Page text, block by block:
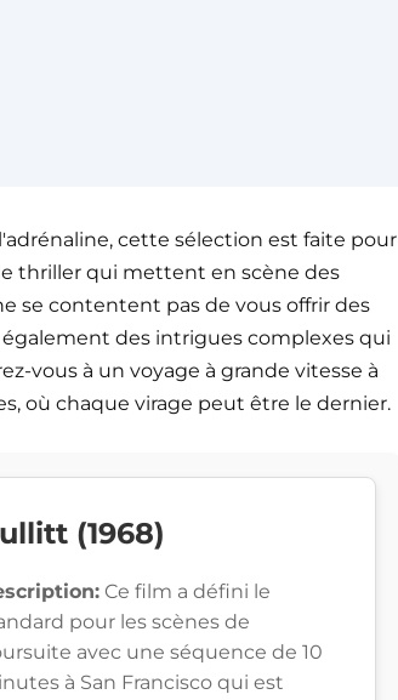
cette sélection est faite pour
thriller qui mettent en scène des
se contentent pas de vous offrir des
des intrigues complexes qui
vous à un voyage à grande vitesse à
où chaque virage peut être le dernier.
(1968)
Ce film a défini le
pour les scènes de
avec une séquence de 10
à San Francisco qui est